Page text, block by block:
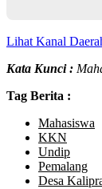
Lihat Kanal
Kata Kunci :
Tag Berita :
Mahasiswa
KKN
Undip
Pemalang
Desa